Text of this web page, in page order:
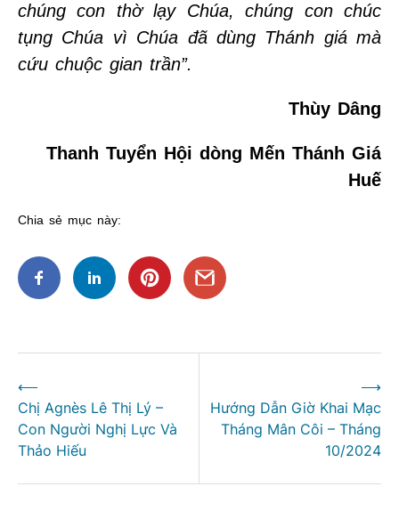
chúng con thờ lạy Chúa, chúng con chúc
tụng Chúa vì Chúa đã dùng Thánh giá mà
cứu chuộc gian trần”.
Thùy Dâng
Thanh Tuyển Hội dòng Mến Thánh Giá
Huế
Chia sẻ mục này:
hướng
bài
viết
⟵
Chị Agnès Lê Thị Lý –
Con Người Nghị Lực Và
Thảo Hiếu
Hướng Dẫn Giờ Khai Mạc
Tháng Mân Côi – Tháng
10/2024
⟶